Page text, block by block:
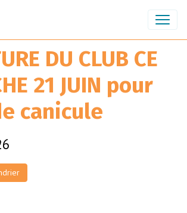
DU CLUB CE
21 JUIN pour
canicule